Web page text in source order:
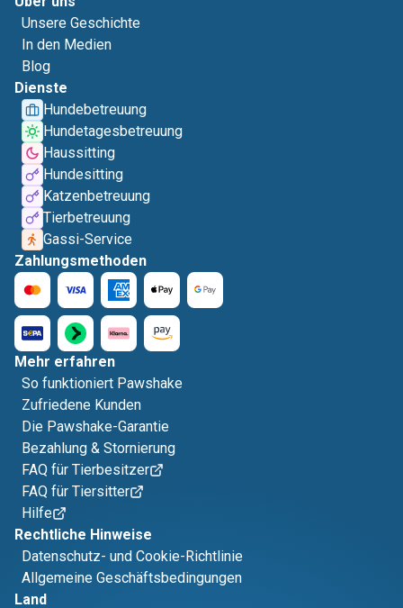
Unsere Geschichte
In den Medien
Blog
Dienste
Hundebetreuung
Hundetagesbetreuung
Haussitting
Hundesitting
Katzenbetreuung
Tierbetreuung
Gassi-Service
Zahlungsmethoden
Mehr erfahren
So funktioniert Pawshake
Zufriedene Kunden
Die Pawshake-Garantie
Bezahlung & Stornierung
FAQ für Tierbesitzer
FAQ für Tiersitter
Hilfe
Rechtliche Hinweise
Datenschutz- und Cookie-Richtlinie
Allgemeine Geschäftsbedingungen
Land